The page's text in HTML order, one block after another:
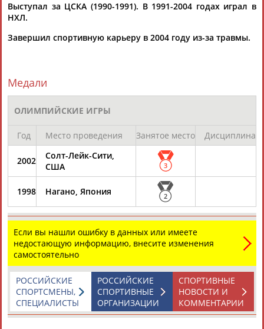
Флюра
Татьяна
Акжана
Артур
Каримжан
АБДРАХМАНОВ
Аделя
АБДРАХМАНОВА
Андрей
АБДУВАЛИЕВ
Герман
АБДУЛАЕВ
Выступал за ЦСКА (1990-1991). В 1991-2004 годах играл в
НХЛ.
Завершил спортивную карьеру в 2004 году из-за травмы.
Медали
ОЛИМПИЙСКИЕ ИГРЫ
Год Место проведения Занятое место Дисциплина
2002
Солт-Лейк-Сити,
США
3
1998 Нагано, Япония 2
Если вы нашли ошибку в данных или имеете
недостающую информацию, внесите изменения
самостоятельно
СПОРТИВНЫЕ
НОВОСТИ И
КОММЕНТАРИИ
РОССИЙСКИЕ
СПОРТИВНЫЕ
ОРГАНИЗАЦИИ
РОССИЙСКИЕ
СПОРТСМЕНЫ,
СПЕЦИАЛИСТЫ